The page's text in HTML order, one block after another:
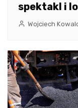
spektakl i
Wojciech